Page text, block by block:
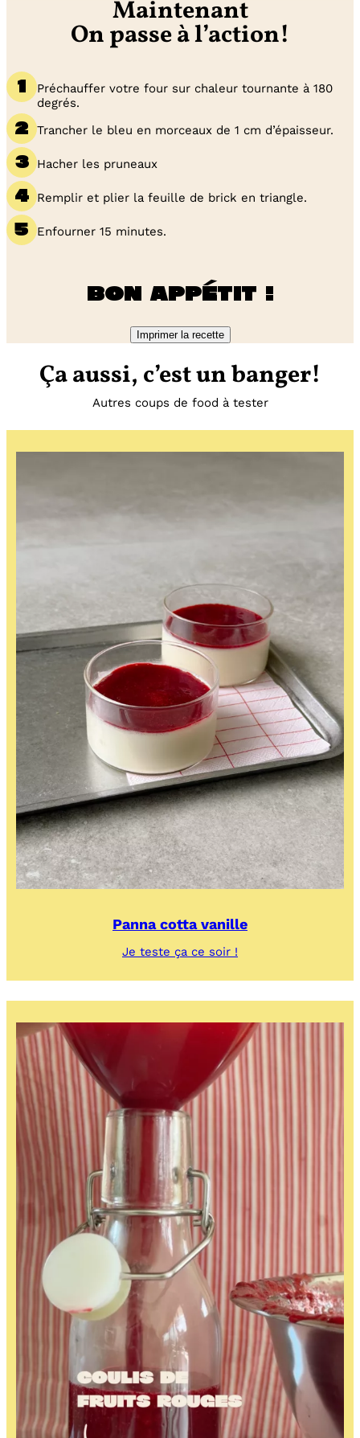
Maintenant
On passe à l’action!
Préchauffer votre four sur chaleur tournante à 180
degrés.
Trancher le bleu en morceaux de 1 cm d’épaisseur.
Hacher les pruneaux
Remplir et plier la feuille de brick en triangle.
Enfourner 15 minutes.
Bon appétit !
Imprimer la recette
Ça aussi, c’est un banger!
Autres coups de food à tester
Panna cotta vanille
Je teste ça ce soir !
cotta